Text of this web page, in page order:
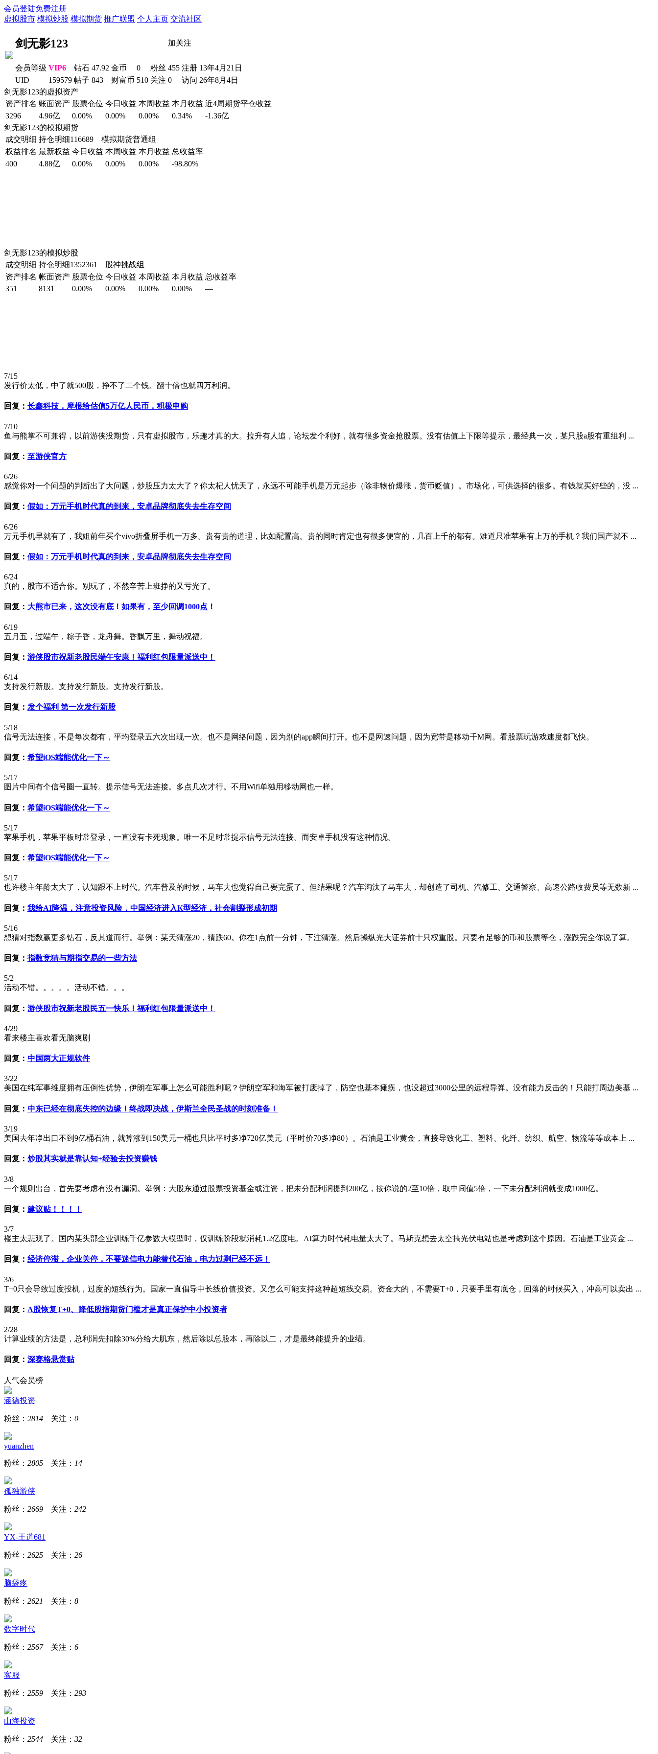
会员登陆免费注册
虚拟股市 模拟炒股 模拟期货 推广联盟 个人主页 交流社区
剑无影123 加关注
会员等级 VIP6 钻石 47.92 金币 0 粉丝 455 注册 13年4月21日
UID
159579 帖子 843 财富币 510 关注 0 访问 26年8月4日
剑无影123的虚拟资产
资产排名 账面资产 股票仓位 今日收益 本周收益 本月收益 近4周期货平仓收益
3296
4.96亿 0.00% 0.00% 0.00% 0.34%
-1.36亿
剑无影123的模拟期货
成交明细 持仓明细116689 模拟期货普通组
权益排名 最新权益 今日收益 本周收益 本月收益 总收益率
400
4.88亿 0.00% 0.00% 0.00% -98.80%
剑无影123的模拟炒股
成交明细 持仓明细1352361 股神挑战组
资产排名 帐面资产 股票仓位 今日收益 本周收益 本月收益 总收益率
351
8131 0.00% 0.00% 0.00% 0.00% —
7/15
发行价太低，中了就500股，挣不了二个钱。翻十倍也就四万利润。
回复： 长鑫科技，摩根给估值5万亿人民币，积极申购
7/10
鱼与熊掌不可兼得，以前游侠没期货，只有虚拟股市，乐趣才真的大。拉升有人追，论坛发个利好，就有很多资金抢股票。没有估值上下限等提示，最经典一次，某只股a股有重组利 ...
回复： 至游侠官方
6/26
感觉你对一个问题的判断出了大问题，炒股压力太大了？你太杞人忧天了，永远不可能手机是万元起步（除非物价爆涨，货币贬值）。市场化，可供选择的很多。有钱就买好些的，没 ...
回复： 假如：万元手机时代真的到来，安卓品牌彻底失去生存空间
6/26
万元手机早就有了，我姐前年买个vivo折叠屏手机一万多。贵有贵的道理，比如配置高。贵的同时肯定也有很多便宜的，几百上千的都有。难道只准苹果有上万的手机？我们国产就不 ...
回复： 假如：万元手机时代真的到来，安卓品牌彻底失去生存空间
6/24
真的，股市不适合你。别玩了，不然辛苦上班挣的又亏光了。
回复： 大熊市已来，这次没有底！如果有，至少回调1000点！
6/19
五月五，过端午，粽子香，龙舟舞。香飘万里，舞动祝福。
回复： 游侠股市祝新老股民端午安康！福利红包限量派送中！
6/14
支持发行新股。支持发行新股。支持发行新股。
回复： 发个福利 第一次发行新股
5/18
信号无法连接，不是每次都有，平均登录五六次出现一次。也不是网络问题，因为别的app瞬间打开。也不是网速问题，因为宽带是移动千M网。看股票玩游戏速度都飞快。
回复： 希望iOS端能优化一下～
5/17
图片中间有个信号圈一直转。提示信号无法连接。多点几次才行。不用Wifi单独用移动网也一样。
回复： 希望iOS端能优化一下～
5/17
苹果手机，苹果平板时常登录，一直没有卡死现象。唯一不足时常提示信号无法连接。而安卓手机没有这种情况。
回复： 希望iOS端能优化一下～
5/17
也许楼主年龄太大了，认知跟不上时代。汽车普及的时候，马车夫也觉得自己要完蛋了。但结果呢？汽车淘汰了马车夫，却创造了司机、汽修工、交通警察、高速公路收费员等无数新 ...
回复： 我给AI降温，注意投资风险，中国经济进入K型经济，社会割裂形成初期
5/16
想猜对指数赢更多钻石，反其道而行。举例：某天猜涨20，猜跌60。你在1点前一分钟，下注猜涨。然后操纵光大证券前十只权重股。只要有足够的币和股票等仓，涨跌完全你说了算。
回复：指数竞猜与期指交易的一些方法
5/2
活动不错。。。。。活动不错。。。
回复： 游侠股市祝新老股民五一快乐！福利红包限量派送中！
4/29
看来楼主喜欢看无脑爽剧
回复： 中国两大正规软件
3/22
美国在纯军事维度拥有压倒性优势，伊朗在军事上怎么可能胜利呢？伊朗空军和海军被打废掉了，防空也基本瘫痪，也没超过3000公里的远程导弹。没有能力反击的！只能打周边美基 ...
回复： 中东已经在彻底失控的边缘！终战即决战，伊斯兰全民圣战的时刻准备！
3/19
美国去年净出口不到9亿桶石油，就算涨到150美元一桶也只比平时多净720亿美元（平时价70多净80）。石油是工业黄金，直接导致化工、塑料、化纤、纺织、航空、物流等等成本上 ...
回复： 炒股其实就是靠认知+经验去投资赚钱
3/8
一个规则出台，首先要考虑有没有漏洞。举例：大股东通过股票投资基金或注资，把未分配利润提到200亿，按你说的2至10倍，取中间值5倍，一下未分配利润就变成1000亿。
回复： 建议贴！！！！
3/7
楼主太悲观了。国内某头部企业训练千亿参数大模型时，仅训练阶段就消耗1.2亿度电。AI算力时代耗电量太大了。马斯克想去太空搞光伏电站也是考虑到这个原因。石油是工业黄金 ...
回复： 经济停滞，企业关停，不要迷信电力能替代石油，电力过剩已经不远！
3/6
T+0只会导致过度投机，过度的短线行为。国家一直倡导中长线价值投资。又怎么可能支持这种超短线交易。资金大的，不需要T+0，只要手里有底仓，回落的时候买入，冲高可以卖出 ...
回复： A股恢复T+0、降低股指期货门槛才是真正保护中小投资者
2/28
计算业绩的方法是，总利润先扣除30%分给大肌东，然后除以总股本，再除以二，才是最终能提升的业绩。
回复： 深赛格悬赏贴
人气会员榜
涵德投资
粉丝： 2814 关注： 0
yuanzhen
粉丝： 2805 关注： 14
孤独游侠
粉丝： 2669 关注： 242
YX-王道681
粉丝： 2625 关注： 26
脑袋疼
粉丝： 2621 关注： 8
数字时代
粉丝： 2567关注： 6
客服
粉丝： 2559 关注： 293
山海投资
粉丝： 2544 关注： 32